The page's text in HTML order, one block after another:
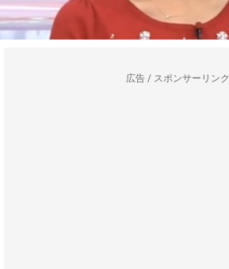
広告 / スポンサーリンク